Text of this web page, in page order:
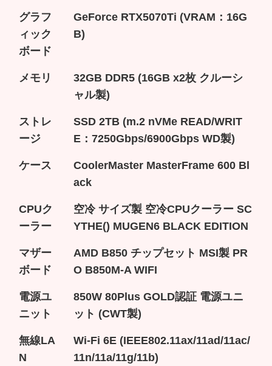
グラフ
ィック
ボード
GeForce RTX5070Ti (VRAM：16G
B)
メモリ
32GB DDR5 (16GB x2枚 クルーシ
ャル製)
ストレ
ージ
SSD 2TB (m.2 nVMe READ/WRIT
E：7250Gbps/6900Gbps WD製)
ケース
CoolerMaster MasterFrame 600 Bl
ack
CPUク
ーラー
空冷 サイズ製 空冷CPUクーラー SC
YTHE() MUGEN6 BLACK EDITION
マザー
ボード
AMD B850 チップセット MSI製 PR
O B850M-A WIFI
電源ユ
ニット
850W 80Plus GOLD認証 電源ユニ
ット (CWT製)
無線LA
N
Wi-Fi 6E (IEEE802.11ax/11ad/11ac/
11n/11a/11g/11b)